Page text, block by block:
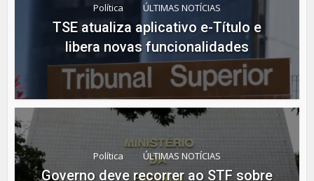
Política ÚLTIMAS NOTÍCIAS
TSE atualiza aplicativo e-Título e
libera novas funcionalidades
Política ÚLTIMAS NOTÍCIAS
Governo deve recorrer ao STF sobre